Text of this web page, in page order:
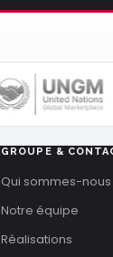
GROUPE &
Qui sommes-nous
Notre équipe
Réalisations